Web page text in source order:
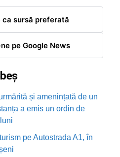
ca sursă preferată
pe Google News
și amenințată de un
a emis un ordin de
pe Autostrada A1, în